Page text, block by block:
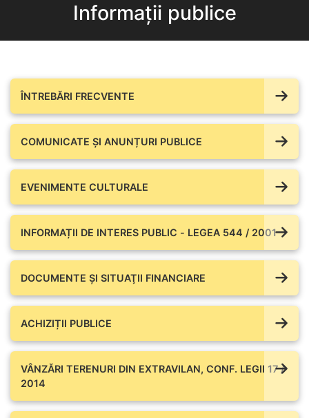
Informații publice
ÎNTREBĂRI FRECVENTE
COMUNICATE ŞI ANUNȚURI PUBLICE
EVENIMENTE CULTURALE
INFORMAȚII DE INTERES PUBLIC - LEGEA 544 / 2001
DOCUMENTE ŞI SITUAŢII FINANCIARE
ACHIZIȚII PUBLICE
VÂNZĂRI TERENURI DIN EXTRAVILAN, CONF. LEGII 17 /
2014